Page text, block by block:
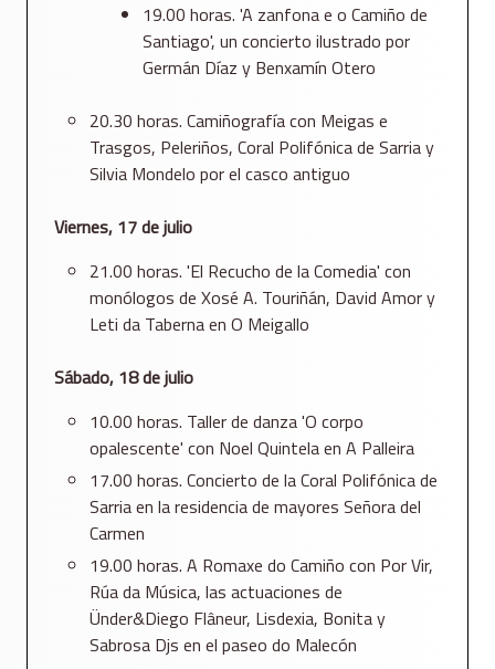
19.00 horas. 'A zanfona e o Camiño de
Santiago', un concierto ilustrado por
Germán Díaz y Benxamín Otero
20.30 horas. Camiñografía con Meigas e
Trasgos, Peleriños, Coral Polifónica de Sarria y
Silvia Mondelo por el casco antiguo
Viernes, 17 de julio
21.00 horas. 'El Recucho de la Comedia' con
monólogos de Xosé A. Touriñán, David Amor y
Leti da Taberna en O Meigallo
Sábado, 18 de julio
10.00 horas. Taller de danza 'O corpo
opalescente' con Noel Quintela en A Palleira
17.00 horas. Concierto de la Coral Polifónica de
Sarria en la residencia de mayores Señora del
Carmen
19.00 horas. A Romaxe do Camiño con Por Vir,
Rúa da Música, las actuaciones de
Ünder&Diego Flâneur, Lisdexia, Bonita y
Sabrosa Djs en el paseo do Malecón